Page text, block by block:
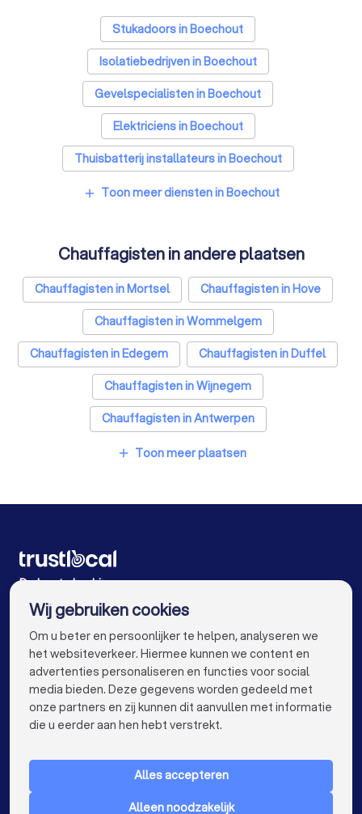
Stukadoors in Boechout
Isolatiebedrijven in Boechout
Gevelspecialisten in Boechout
Elektriciens in Boechout
Thuisbatterij installateurs in Boechout
add Toon meer diensten in Boechout
Chauffagisten in andere plaatsen
Chauffagisten in Mortsel
Chauffagisten in Hove
Chauffagisten in Wommelgem
Chauffagisten in Edegem
Chauffagisten in Duffel
Chauffagisten in Wijnegem
Chauffagisten in Antwerpen
Chauffagisten in Deurne
Chauffagisten in Gent
Chauffagisten in Leuven
Chauffagisten in Aalst
Chauffagisten in Mechelen
Chauffagisten in Kortrijk
Chauffagisten in Hasselt
Chauffagisten in Sint-Niklaas
Chauffagisten in Genk
Chauffagisten in Beveren
Chauffagisten in Dendermonde
add Toon meer plaatsen
De beste bedrijven voor u
VOOR PARTICULIEREN keyboard_arrow_down
Wij gebruiken cookies
Om u beter en persoonlijker te helpen, analyseren we
het websiteverkeer. Hiermee kunnen we content en
advertenties personaliseren en functies voor social
media bieden. Deze gegevens worden gedeeld met
onze partners en zij kunnen dit aanvullen met informatie
die u eerder aan hen hebt verstrekt.
Alles accepteren
Alleen noodzakelijk